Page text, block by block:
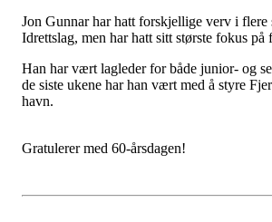
Jon Gunnar har hatt forskjellige verv i
Idrettslag, men har hatt sitt største fokus på
Han har vært lagleder for både junior- og
de siste ukene har han vært med å styre
havn.
Gratulerer med 60-årsdagen!